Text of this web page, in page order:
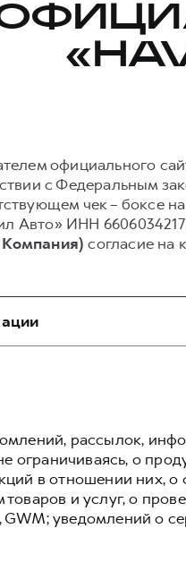
официального
с Федеральным
чек – боксе
ИНН 6606034217
согласие на
рассылок,
ограничиваясь, о
в отношении них, о
товаров и услуг, о
GWM; уведомлений о